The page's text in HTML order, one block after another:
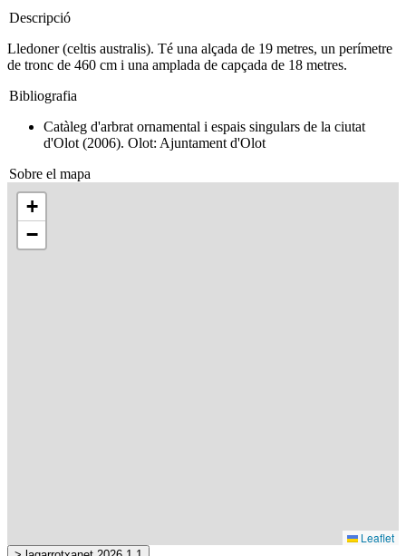
Descripció
Lledoner (celtis australis). Té una alçada de 19 metres, un perímetre
de tronc de 460 cm i una amplada de capçada de 18 metres.
Bibliografia
Catàleg d'arbrat ornamental i espais singulars de la ciutat
d'Olot (2006). Olot: Ajuntament d'Olot
Sobre el mapa
+
−
Leaflet